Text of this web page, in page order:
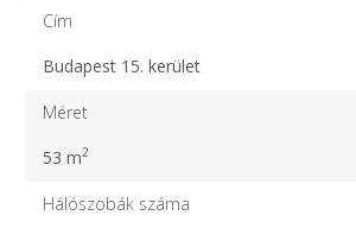
Cím
Budapest 15. kerület
Méret
53 m2
Hálószobák száma